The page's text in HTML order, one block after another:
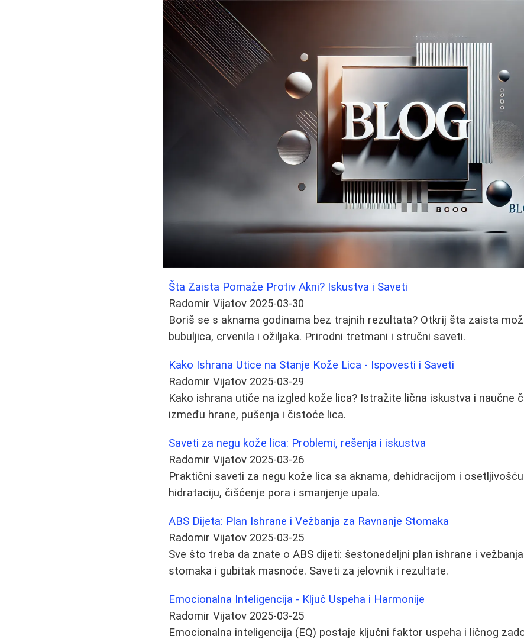
Šta Zaista Pomaže Protiv Akni? Iskustva i Saveti
Radomir Vijatov 2025-03-30
Boriš se s aknama godinama bez trajnih rezultata? Otkrij šta zaista
bubuljica, crvenila i ožiljaka. Prirodni tretmani i stručni saveti.
Kako Ishrana Utice na Stanje Kože Lica - Ispovesti i Saveti
Radomir Vijatov 2025-03-29
Kako ishrana utiče na izgled kože lica? Istražite lična iskustva i naučne
između hrane, pušenja i čistoće lica.
Saveti za negu kože lica: Problemi, rešenja i iskustva
Radomir Vijatov 2025-03-26
Praktični saveti za negu kože lica sa aknama, dehidracijom i
hidrataciju, čišćenje pora i smanjenje upala.
ABS Dijeta: Plan Ishrane i Vežbanja za Ravnanje Stomaka
Radomir Vijatov 2025-03-25
Sve što treba da znate o ABS dijeti: šestonedeljni plan ishrane i
stomaka i gubitak masnoće. Saveti za jelovnik i rezultate.
Emocionalna Inteligencija - Ključ Uspeha i Harmonije
Radomir Vijatov 2025-03-25
Emocionalna inteligencija (EQ) postaje ključni faktor uspeha i ličnog